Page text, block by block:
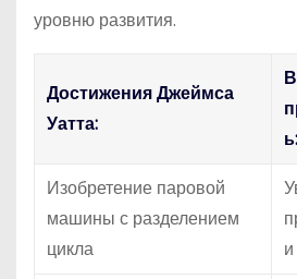
уровню развития.
Достижения Джеймса
Уатта:
ь:
Изобретение паровой
машины с разделением
цикла